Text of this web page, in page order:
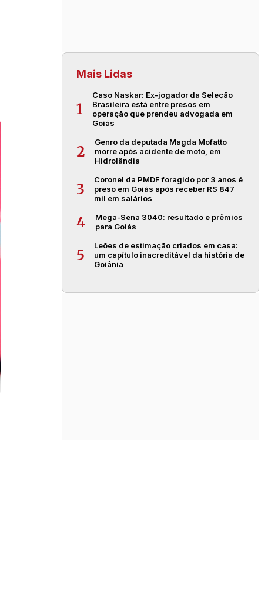
Mais Lidas
1
Caso Naskar: Ex-jogador da Seleção
Brasileira está entre presos em
operação que prendeu advogada em
Goiás
2
Genro da deputada Magda Mofatto
morre após acidente de moto, em
Hidrolândia
3
Coronel da PMDF foragido por 3 anos é
preso em Goiás após receber R$ 847
mil em salários
4
Mega-Sena 3040: resultado e prêmios
para Goiás
5
Leões de estimação criados em casa:
um capítulo inacreditável da história de
Goiânia